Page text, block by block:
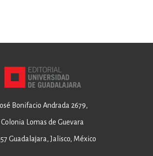
Bonifacio Andrada 2679,
Colonia Lomas de Guevara
Guadalajara, Jalisco, México